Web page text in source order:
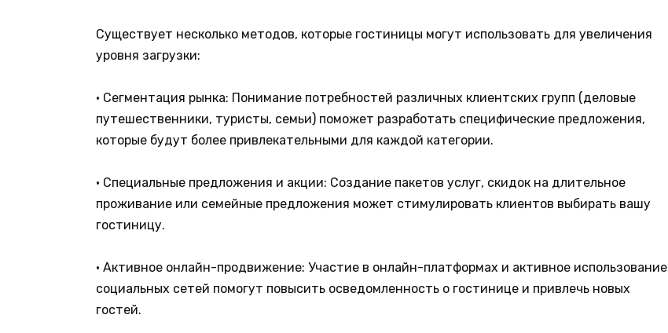
Существует несколько методов, которые гостиницы могут использовать для увеличения
уровня загрузки:
• Сегментация рынка: Понимание потребностей различных клиентских групп (деловые
путешественники, туристы, семьи) поможет разработать специфические предложения,
которые будут более привлекательными для каждой категории.
• Специальные предложения и акции: Создание пакетов услуг, скидок на длительное
проживание или семейные предложения может стимулировать клиентов выбирать вашу
гостиницу.
• Активное онлайн-продвижение: Участие в онлайн-платформах и активное использование
социальных сетей помогут повысить осведомленность о гостинице и привлечь новых
гостей.